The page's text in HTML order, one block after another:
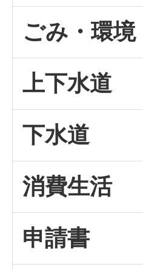
ごみ・環境
上下水道
下水道
消費生活
申請書